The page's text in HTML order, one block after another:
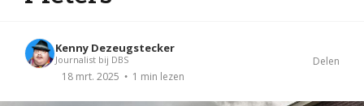
Kenny Dezeugstecker
Journalist bij DBS
18 mrt. 2025 1 min lezen
Delen